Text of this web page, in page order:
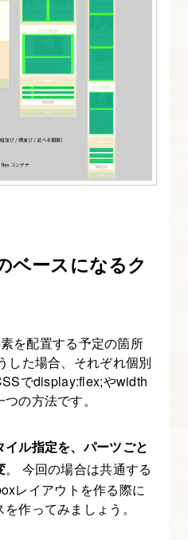
ベースになるク
を配置する予定の箇所
した場合、それぞれ個別
でdisplay:flex;やwidth
の方法です。
ル指定を、パーツごと
。 今回の場合は共通する
レイアウトを作る際に
作ってみましょう。